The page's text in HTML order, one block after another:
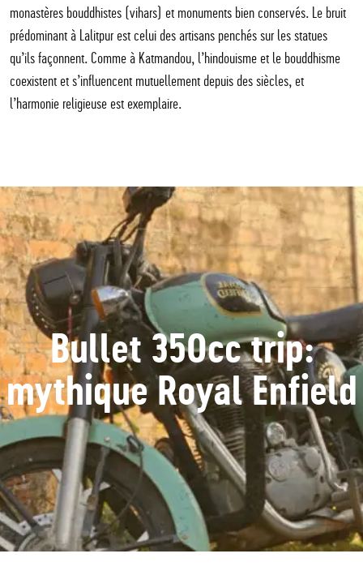
monastères bouddhistes (vihars) et monuments bien conservés. Le bruit
prédominant à Lalitpur est celui des artisans penchés sur les statues
qu’ils façonnent. Comme à Katmandou, l’hindouisme et le bouddhisme
coexistent et s’influencent mutuellement depuis des siècles, et
l’harmonie religieuse est exemplaire.
Bullet 350cc trip:
mythique Royal Enfield